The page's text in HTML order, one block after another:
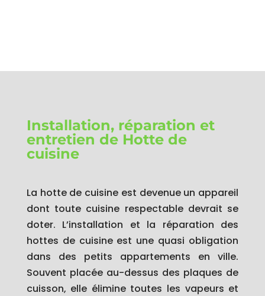
Installation, réparation et
entretien de Hotte de
cuisine
La hotte de cuisine est devenue un appareil
dont toute cuisine respectable devrait se
doter. L’installation et la réparation des
hottes de cuisine est une quasi obligation
dans des petits appartements en ville.
Souvent placée au-dessus des plaques de
cuisson, elle élimine toutes les vapeurs et